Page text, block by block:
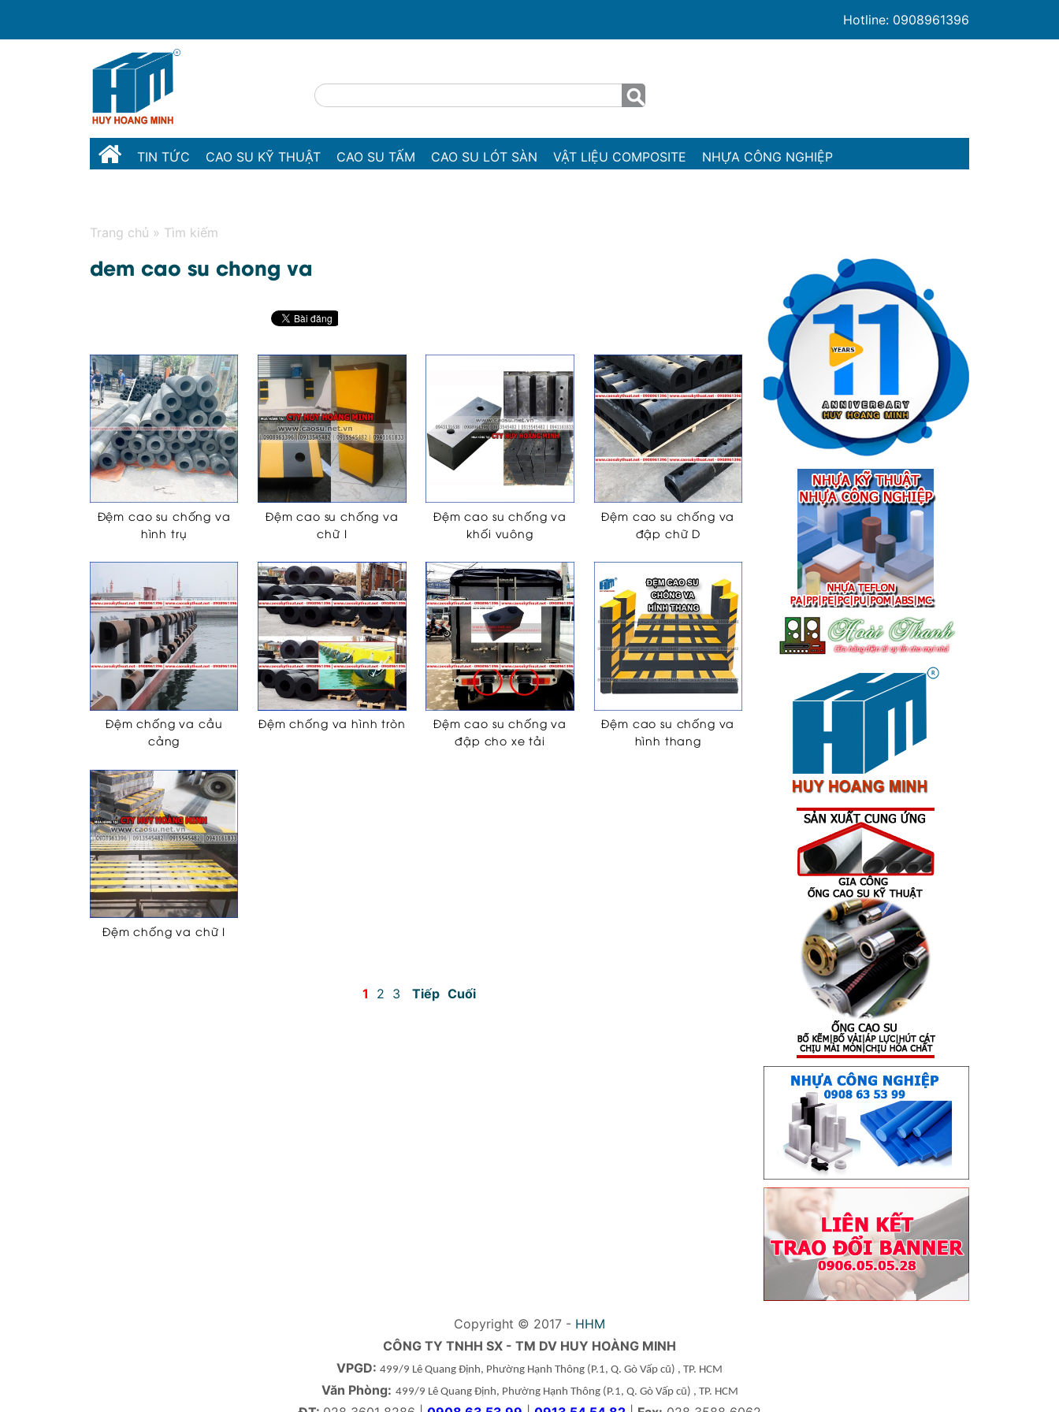
Hotline: 0908961396
TIN TỨC CAO SU KỸ THUẬT CAO SU TẤM CAO SU LÓT SÀN VẬT LIỆU COMPOSITE NHỰA CÔNG NGHIỆP
Trang chủ » Tìm kiếm
dem cao su chong va
Đệm cao su chống va
hình trụ
Đệm cao su chống va
chữ I
Đệm cao su chống va
khối vuông
Đệm cao su chống va
đập chữ D
Đệm chống va cầu
cảng
Đệm chống va hình tròn
Đệm cao su chống va
đập cho xe tải
Đệm cao su chống va
hình thang
Đệm chống va chữ I
1 2 3 Tiếp Cuối
Copyright © 2017 - HHM
CÔNG TY TNHH SX - TM DV HUY HOÀNG MINH
VPGD: 499/9 Lê Quang Định, Phường Hạnh Thông (P.1, Q. Gò Vấp cũ) , TP. HCM
Văn Phòng: 499/9 Lê Quang Định, Phường Hạnh Thông(P.1, Q. Gò Vấp cũ) , TP. HCM